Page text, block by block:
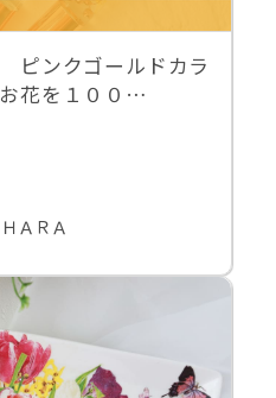
ンクゴールドカラ
花を１００…
ＡＲＡ